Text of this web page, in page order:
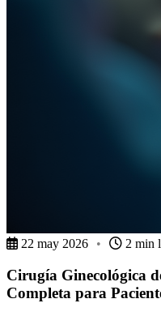
22 may 2026 • 2 min
Cirugía Ginecológica
Completa para